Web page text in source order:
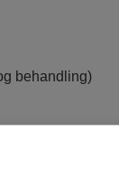
behandling)